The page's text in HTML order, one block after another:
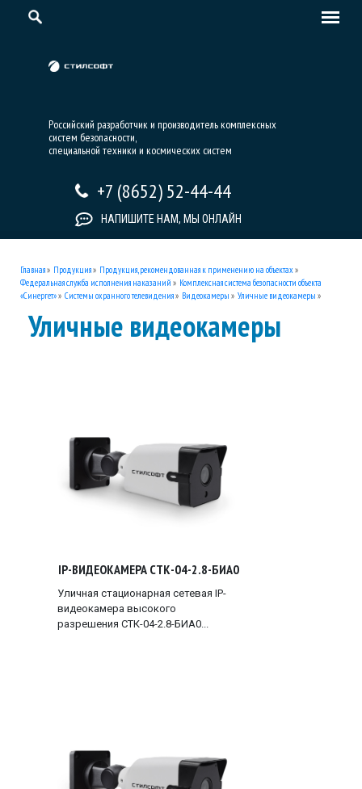
Российский разработчик и производитель комплексных
систем безопасности,
специальной техники и космических систем
+7 (8652) 52-44-44
НАПИШИТЕ НАМ, МЫ ОНЛАЙН
Главная» Продукция» Продукция, рекомендованная к применению на объектах»
Федеральная служба исполнения наказаний » Комплексная система безопасности объекта
«Синергет»» Системы охранного телевидения» Видеокамеры » Уличные видеокамеры »
Уличные видеокамеры
IP-ВИДЕОКАМЕРА СТК-04-2.8-БИА0
Уличная стационарная сетевая IP-
видеокамера высокого
разрешения СТК-04-2.8-БИА0...